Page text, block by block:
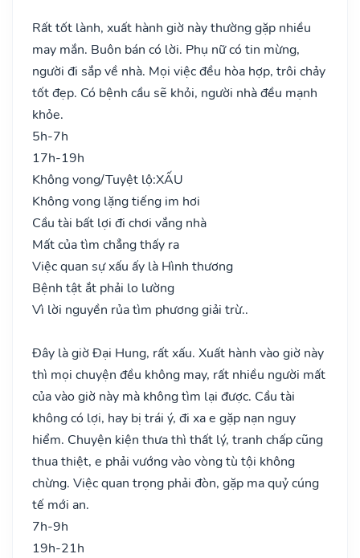
Rất tốt lành, xuất hành giờ này thường gặp nhiều
may mắn. Buôn bán có lời. Phụ nữ có tin mừng,
người đi sắp về nhà. Mọi việc đều hòa hợp, trôi chảy
tốt đẹp. Có bệnh cầu sẽ khỏi, người nhà đều mạnh
khỏe.
5h-7h
17h-19h
Không vong/Tuyệt lộ:XẤU
Không vong lặng tiếng im hơi
Cầu tài bất lợi đi chơi vắng nhà
Mất của tìm chẳng thấy ra
Việc quan sự xấu ấy là Hình thương
Bệnh tật ắt phải lo lường
Vì lời nguyền rủa tìm phương giải trừ..
Đây là giờ Đại Hung, rất xấu. Xuất hành vào giờ này
thì mọi chuyện đều không may, rất nhiều người mất
của vào giờ này mà không tìm lại được. Cầu tài
không có lợi, hay bị trái ý, đi xa e gặp nạn nguy
hiểm. Chuyện kiện thưa thì thất lý, tranh chấp cũng
thua thiệt, e phải vướng vào vòng tù tội không
chừng. Việc quan trọng phải đòn, gặp ma quỷ cúng
tế mới an.
7h-9h
19h-21h